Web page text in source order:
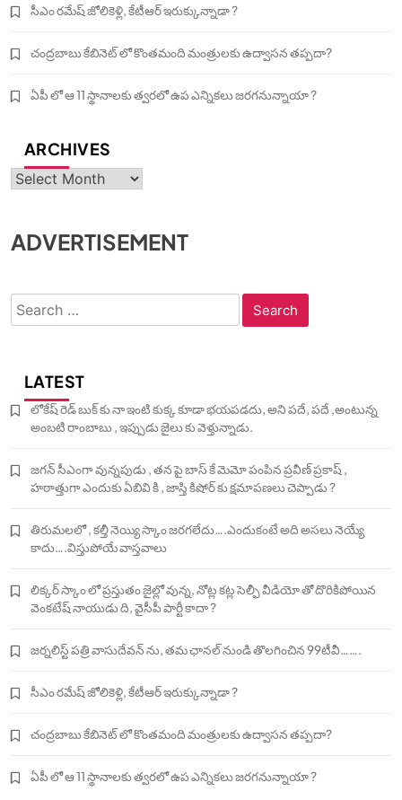
సీఎం రమేష్ జోలికెళ్లి, కేటీఆర్ ఇరుక్కున్నాడా ?
చంద్రబాబు కేబినెట్ లో కొంతమంది మంత్రులకు ఉద్వాసన తప్పదా?
ఏపీ లో ఆ 11 స్థానాలకు త్వరలో ఉప ఎన్నికలు జరగనున్నాయా ?
ARCHIVES
Archives
ADVERTISEMENT
Search
for:
LATEST
లోకేష్ రెడ్ బుక్ కు నా ఇంటి కుక్క కూడా భయపడదు, అని పదే, పదే ,అంటున్న
అంబటి రాంబాబు , ఇప్పుడు జైలు కు వెళ్తున్నాడు.
జగన్ సీఎంగా వున్నపుడు , తన పై బాస్ కే మెమో పంపిన ప్రవీణ్ ప్రకాష్ ,
హఠాత్తుగా ఎందుకు ఏబివి కి , జాస్తి కిషోర్ కు క్షమాపణలు చెప్పాడు ?
తిరుమలలో , కల్తీ నెయ్యి స్కాం జరగలేదు….ఎందుకంటే అది అసలు నెయ్యే
కాదు….విస్తుపోయే వాస్తవాలు
లిక్కర్ స్కాం లో ప్రస్తుతం జైల్లో వున్న, నోట్ల కట్ల సెల్ఫీ వీడియో తో దొరికిపోయిన
వెంకటేష్ నాయుడు ది, వైసీపీ పార్టీ కాదా ?
జర్నలిస్ట్ పత్రి వాసుదేవన్ ను, తమ ఛానల్ నుండి తొలగించిన 99టీవీ…….
సీఎం రమేష్ జోలికెళ్లి, కేటీఆర్ ఇరుక్కున్నాడా ?
చంద్రబాబు కేబినెట్ లో కొంతమంది మంత్రులకు ఉద్వాసన తప్పదా?
ఏపీ లో ఆ 11 స్థానాలకు త్వరలో ఉప ఎన్నికలు జరగనున్నాయా ?